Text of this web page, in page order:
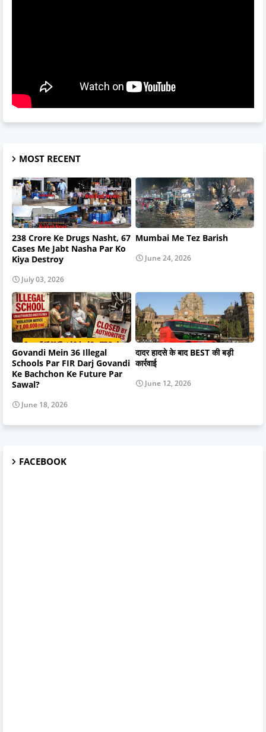
MOST RECENT
238 Crore Ke Drugs Nasht, 67
Cases Me Jabt Nasha Par Ko
Kiya Destroy
July 03, 2026
Mumbai Me Tez Barish
June 24, 2026
Govandi Mein 36 Illegal
Schools Par FIR Darj Govandi
Ke Bachchon Ke Future Par
Sawal?
June 18, 2026
दादर हादसे के बाद BEST की बड़ी
कार्रवाई
June 12, 2026
FACEBOOK